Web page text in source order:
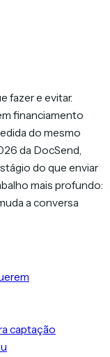
fazer e evitar.
financiamento
do mesmo
da DocSend,
do que enviar
mais profundo:
a conversa
captação